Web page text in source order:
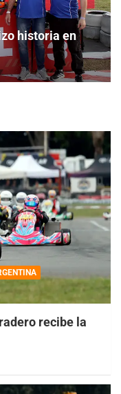
historia en
recibe la